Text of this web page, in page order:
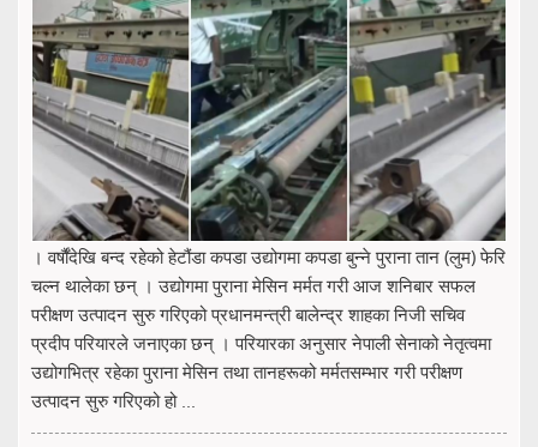
। वर्षौंदेखि बन्द रहेको हेटौंडा कपडा उद्योगमा कपडा बुन्ने पुराना तान (लुम) फेरि
चल्न थालेका छन् । उद्योगमा पुराना मेसिन मर्मत गरी आज शनिबार सफल
परीक्षण उत्पादन सुरु गरिएको प्रधानमन्त्री बालेन्द्र शाहका निजी सचिव
प्रदीप परियारले जनाएका छन् । परियारका अनुसार नेपाली सेनाको नेतृत्वमा
उद्योगभित्र रहेका पुराना मेसिन तथा तानहरूको मर्मतसम्भार गरी परीक्षण
उत्पादन सुरु गरिएको हो ...